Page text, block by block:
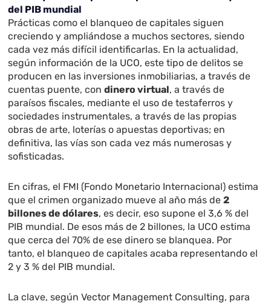
del PIB mundial
Prácticas como el blanqueo de capitales siguen
creciendo y ampliándose a muchos sectores, siendo
cada vez más difícil identificarlas. En la actualidad,
según información de la UCO, este tipo de delitos se
producen en las inversiones inmobiliarias, a través de
cuentas puente, condinero virtual, a través de
paraísos fiscales, mediante el uso de testaferros y
sociedades instrumentales, a través de las propias
obras de arte, loterías o apuestas deportivas; en
definitiva, las vías son cada vez más numerosas y
sofisticadas.
En cifras, el FMI (Fondo Monetario Internacional) estima
que el crimen organizado mueve al año más de2
billones de dólares, es decir, eso supone el 3,6 % del
PIB mundial. De esos más de 2 billones, la UCO estima
que cerca del 70% de ese dinero se blanquea. Por
tanto, el blanqueo de capitales acaba representando el
2 y 3 % del PIB mundial.
La clave, según Vector Management Consulting, para